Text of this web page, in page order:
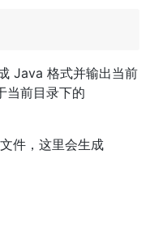
Java 格式并输出当前
当前目录下的
件，这里会生成